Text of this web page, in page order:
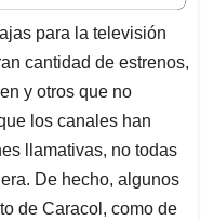
para la televisión
cantidad de estrenos,
y otros que no
los canales han
llamativas, no todas
De hecho, algunos
de Caracol, como de